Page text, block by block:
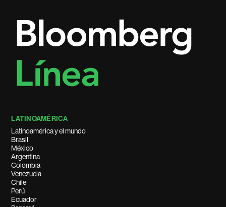
LATINOAMÉRICA
Latinoamérica y el mundo
Brasil
México
Argentina
Colombia
Venezuela
Chile
Perú
Ecuador